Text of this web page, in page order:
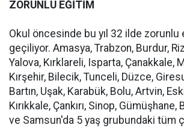
ZORUNLU EĞİTİM
Okul öncesinde bu yıl 32 ilde zorunlu
geçiliyor. Amasya, Trabzon, Burdur,
Yalova, Kırklareli, Isparta, Çanakkale,
Kırşehir, Bilecik, Tunceli, Düzce,
Bartın, Uşak, Karabük, Bolu, Artvin,
Kırıkkale, Çankırı, Sinop,
ve Samsun'da 5 yaş grubundaki tüm